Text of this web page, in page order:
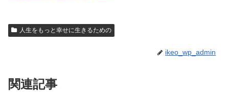
人生をもっと幸せに生きるための
ikeo_wp_admin
関連記事